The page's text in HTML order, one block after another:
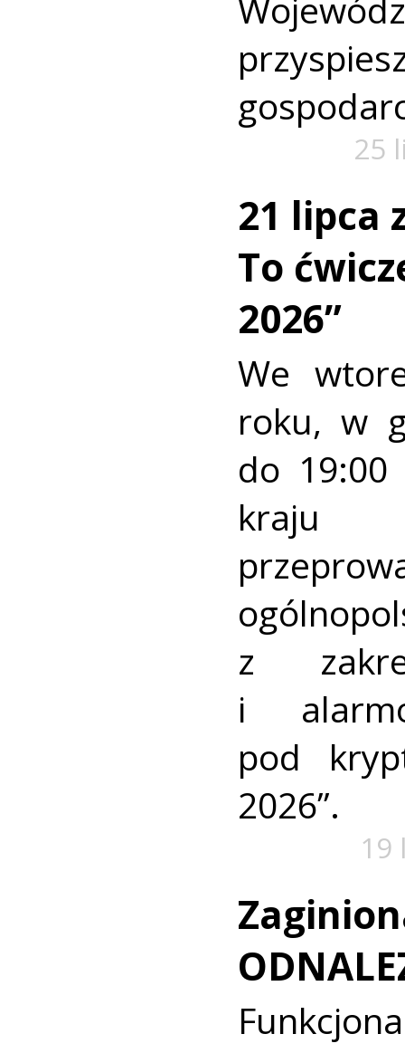
25
21 lipca
To
2026”
We
roku, w
do 19:00
z
i
pod
2026”.
19